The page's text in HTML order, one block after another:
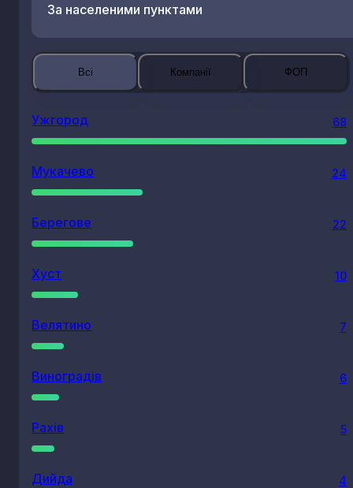
За населеними пунктами
Всі Компанії ФОП
Ужгород 68
Мукачево 24
Берегове 22
Хуст 10
Велятино 7
Виноградів 6
Рахів 5
Дийда 4